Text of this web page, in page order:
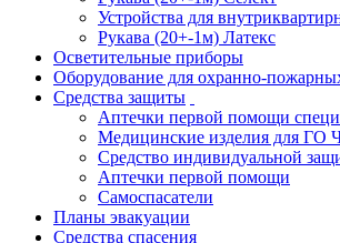
Устройства для
Рукава (20+-1м) Латекс
Осветительные приборы
Оборудование для охранно-
Средства защиты
Аптечки первой помощи
Медицинские изделия для ГО
Средство индивидуальной
Аптечки первой помощи
Самоспасатели
Планы эвакуации
Средства спасения